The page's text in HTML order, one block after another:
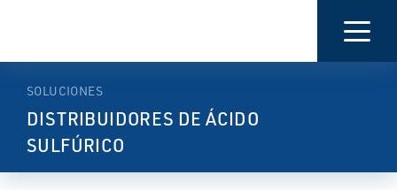
INFORMACIÓN
SOLUCIONES
DISTRIBUIDORES DE ÁCIDO
SULFÚRICO